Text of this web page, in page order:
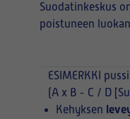
Suodatinkeskus
poistuneen
ESIMERKKI
(A x B - C / D
Kehyksen